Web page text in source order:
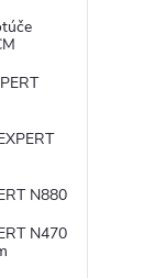
N880
N470